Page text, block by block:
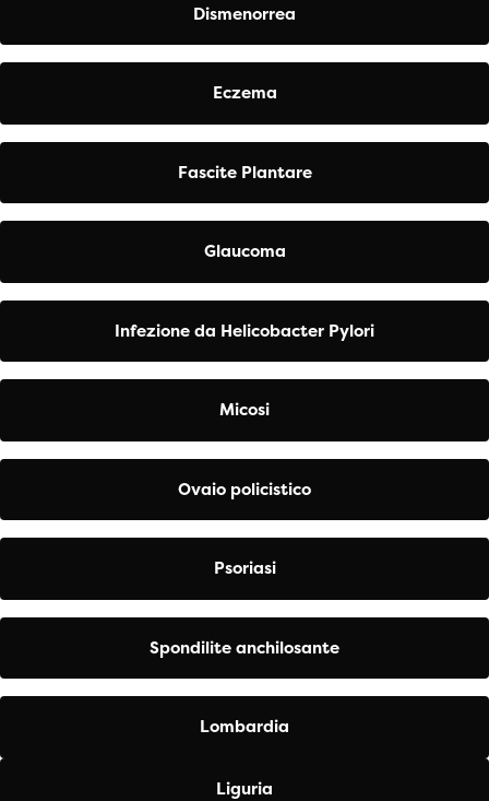
Dismenorrea
Eczema
Fascite Plantare
Glaucoma
Infezione da Helicobacter Pylori
Micosi
Ovaio policistico
Psoriasi
Spondilite anchilosante
Lombardia
Liguria